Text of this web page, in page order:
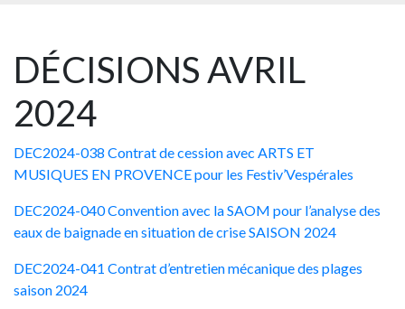
DÉCISIONS AVRIL
2024
DEC2024-038 Contrat de cession avec ARTS ET
MUSIQUES EN PROVENCE pour les Festiv’Vespérales
DEC2024-040 Convention avec la SAOM pour l’analyse des
eaux de baignade en situation de crise SAISON 2024
DEC2024-041 Contrat d’entretien mécanique des plages
saison 2024